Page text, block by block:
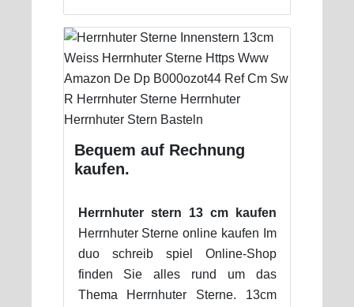
Bequem auf Rechnung
kaufen.
Herrnhuter stern 13 cm kaufen
Herrnhuter Sterne online kaufen Im
duo schreib spiel Online-Shop
finden Sie alles rund um das
Thema Herrnhuter Sterne. 13cm